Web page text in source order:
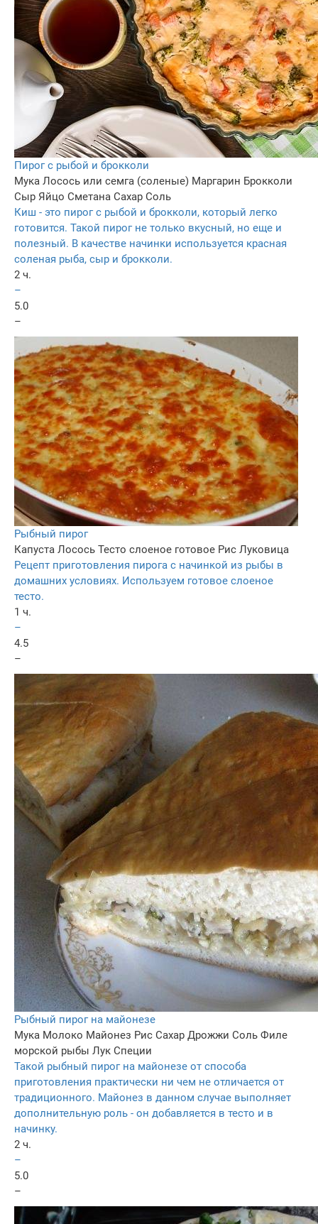
Пирог с рыбой и брокколи
Мука Лосось или семга (соленые) Маргарин Брокколи
Сыр Яйцо Сметана Сахар Соль
Киш - это пирог с рыбой и брокколи, который легко
готовится. Такой пирог не только вкусный, но еще и
полезный. В качестве начинки используется красная
соленая рыба, сыр и брокколи.
2 ч.
–
5.0
–
Рыбный пирог
Капуста Лосось Тесто слоеное готовое Рис Луковица
Рецепт приготовления пирога с начинкой из рыбы в
домашних условиях. Используем готовое слоеное
тесто.
1 ч.
–
4.5
–
Рыбный пирог на майонезе
Мука Молоко Майонез Рис Сахар Дрожжи Соль Филе
морской рыбы Лук Специи
Такой рыбный пирог на майонезе от способа
приготовления практически ни чем не отличается от
традиционного. Майонез в данном случае выполняет
дополнительную роль - он добавляется в тесто и в
начинку.
2 ч.
–
5.0
–